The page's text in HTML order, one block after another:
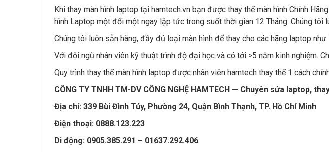
Khi thay màn hình laptop tại hamtech.vn bạn được thay thế màn hình Chính
hình Laptop một đổi một ngay lập tức trong suốt thời gian 12 Tháng. Chúng tôi
Chúng tôi luôn sẵn hàng, đầy đủ loại màn hình để thay cho các hãng laptop
Với đội ngũ nhân viên kỹ thuật trình độ đại học và có tới >5 năm kinh nghiệm.
Quy trình thay thế màn hình laptop được nhân viên hamtech thay thế 1 cách
CÔNG TY TNHH TM-DV CÔNG NGHỆ HAMTECH — Chuyên sửa laptop,
Địa chỉ: 339 Bùi Đình Túy, Phường 24, Quận Bình Thạnh, TP. Hồ Chí Minh
Điện thoại: 0888.123.223
Di động: 0905.385.291 – 01637.292.406